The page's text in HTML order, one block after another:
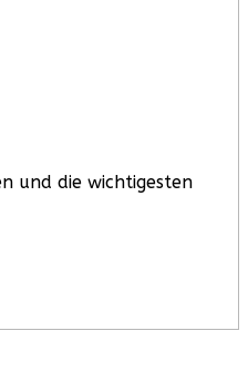
und die wichtigesten